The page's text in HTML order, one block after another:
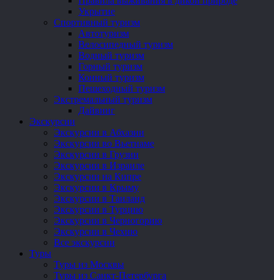
Укрытие
Спортивный туризм
Автотуризм
Велосипедный туризм
Водный туризм
Горный туризм
Конный туризм
Пешеходный туризм
Экстремальный туризм
Дайвинг
Экскурсии
Экскурсии в Абхазии
Экскурсии во Вьетнаме
Экскурсии в Грузии
Экскурсии в Израиле
Экскурсии на Кипре
Экскурсии в Крыму
Экскурсии в Таиланд
Экскурсии в Турцию
Экскурсии в Черногорию
Экскурсии в Чехию
Все экскурсии
Туры
Туры из Москвы
Туры из Санкт-Петербурга